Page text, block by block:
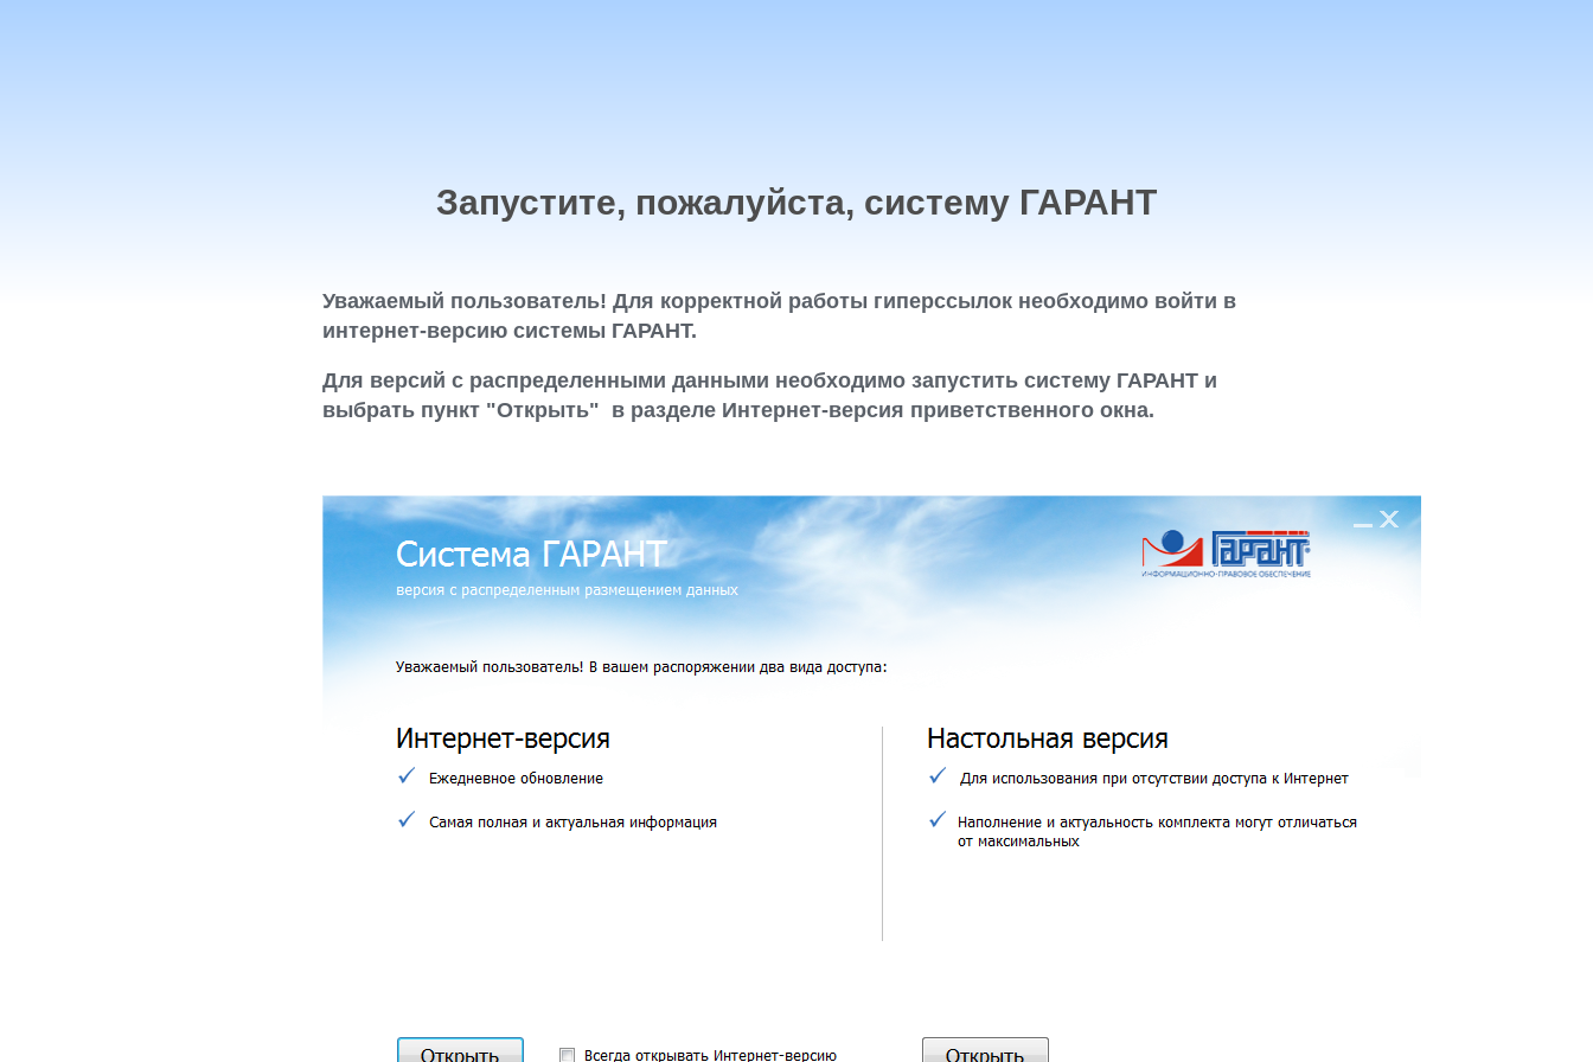
Запустите, пожалуйста, систему ГАРАНТ
Уважаемый пользователь! Для корректной работы гиперссылок необходимо войти в
интернет-версию системы ГАРАНТ.
Для версий с распределенными данными необходимо запустить систему ГАРАНТ и
выбрать пункт "Открыть" в разделе Интернет-версия приветственного окна.